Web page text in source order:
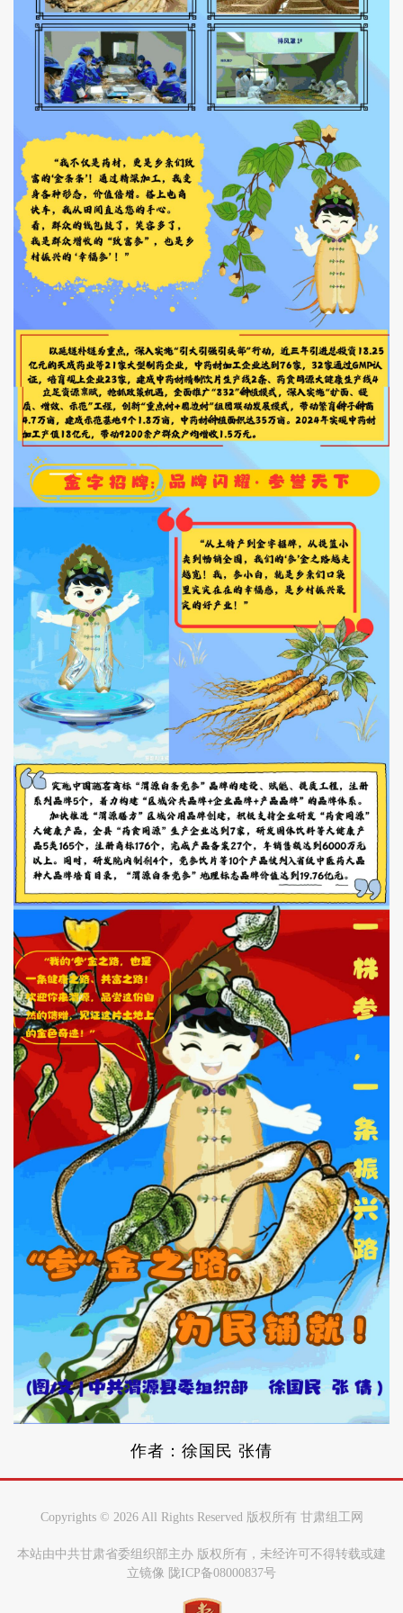
作者：徐国民 张倩
Copyrights © 2026 All Rights Reserved 版权所有 甘肃组工网
本站由中共甘肃省委组织部主办 版权所有，未经许可不得转载或建
立镜像 陇ICP备08000837号